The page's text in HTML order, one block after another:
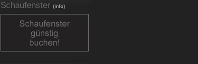
Schaufenster (Info)